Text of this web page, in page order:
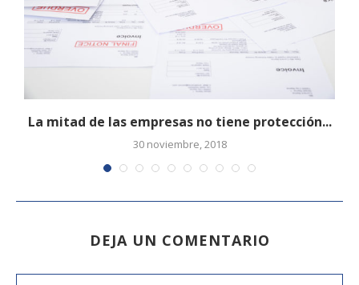
La mitad de las empresas no tiene protección...
30 noviembre, 2018
DEJA UN COMENTARIO